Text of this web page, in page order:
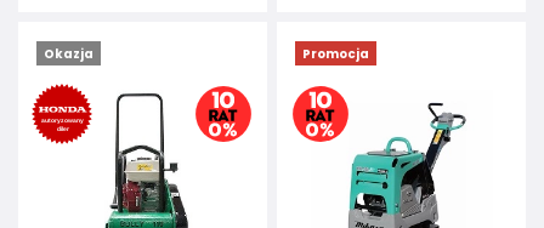
Okazja Promocja